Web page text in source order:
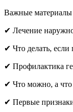
Важные материалы
✔ Лечение
✔ Что делать, если
✔ Профилактика
✔ Что можно, а что
✔ Первые